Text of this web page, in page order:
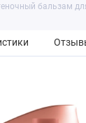
бальзам